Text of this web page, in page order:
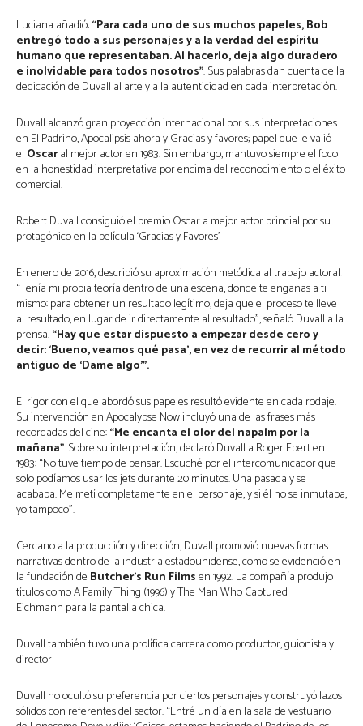
Luciana añadió:“Para cada uno de sus muchos papeles, Bob
entregó todo a sus personajes y a la verdad del espíritu
humano que representaban. Al hacerlo, deja algo duradero
e inolvidable para todos nosotros”. Sus palabras dan cuenta de la
dedicación de Duvall al arte y a la autenticidad en cada interpretación.
Duvall alcanzó gran proyección internacional por sus interpretaciones
en El Padrino, Apocalipsis ahora y Gracias y favores; papel que le valió
el Oscaral mejor actor en 1983. Sin embargo, mantuvo siempre el foco
en la honestidad interpretativa por encima del reconocimiento o el éxito
comercial.
Robert Duvall consiguió el premio Oscar a mejor actor princial por su
protagónico en la película ‘Gracias y Favores’
En enero de 2016, describió su aproximación metódica al trabajo actoral:
“Tenía mi propia teoría dentro de una escena, donde te engañas a ti
mismo: para obtener un resultado legítimo, deja que el proceso te lleve
al resultado, en lugar de ir directamente al resultado”, señaló Duvall a la
prensa.“Hay que estar dispuesto a empezar desde cero y
decir: ‘Bueno, veamos qué pasa’, en vez de recurrir al método
antiguo de ‘Dame algo’”.
El rigor con el que abordó sus papeles resultó evidente en cada rodaje.
Su intervención en Apocalypse Now incluyó una de las frases más
recordadas del cine:“Me encanta el olor del napalm por la
mañana”. Sobre su interpretación, declaró Duvall a Roger Ebert en
1983: “No tuve tiempo de pensar. Escuché por el intercomunicador que
solo podíamos usar los jets durante 20 minutos. Una pasada y se
acababa. Me metí completamente en el personaje, y si él no se inmutaba,
yo tampoco”.
Cercano a la producción y dirección, Duvall promovió nuevas formas
narrativas dentro de la industria estadounidense, como se evidenció en
la fundación de Butcher’s Run Filmsen 1992. La compañía produjo
títulos como A Family Thing (1996) y The Man Who Captured
Eichmann para la pantalla chica.
Duvall también tuvo una prolífica carrera como productor, guionista y
director
Duvall no ocultó su preferencia por ciertos personajes y construyó lazos
sólidos con referentes del sector. “Entré un día en la sala de vestuario